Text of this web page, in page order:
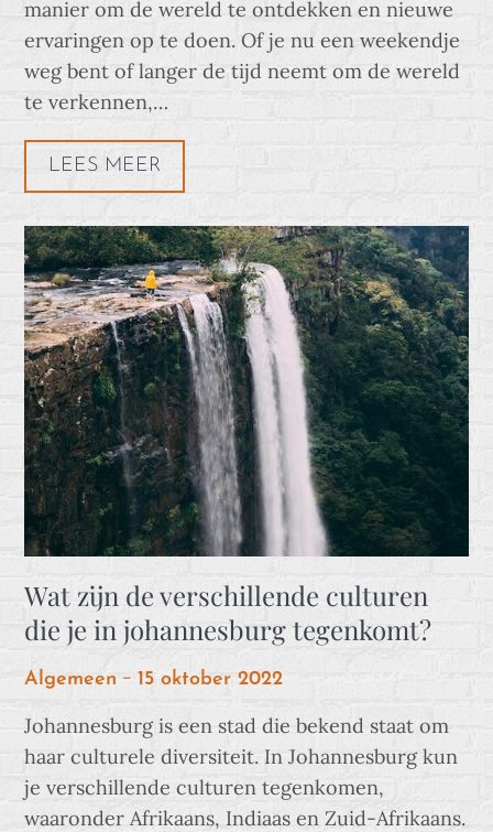
manier om de wereld te ontdekken en nieuwe
ervaringen op te doen. Of je nu een weekendje
weg bent of langer de tijd neemt om de wereld
te verkennen,…
LEES MEER
Wat zijn de verschillende culturen
die je in johannesburg tegenkomt?
Algemeen
Posted
15 oktober 2022
Johannesburg is een stad die bekend staat om
haar culturele diversiteit. In Johannesburg kun
je verschillende culturen tegenkomen,
waaronder Afrikaans, Indiaas en Zuid-Afrikaans.